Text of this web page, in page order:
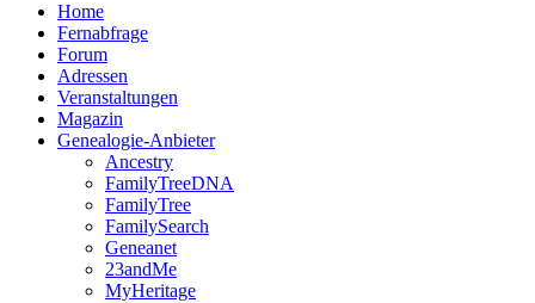
Home
Fernabfrage
Forum
Adressen
Veranstaltungen
Magazin
Genealogie-Anbieter
Ancestry
FamilyTreeDNA
FamilyTree
FamilySearch
Geneanet
23andMe
MyHeritage